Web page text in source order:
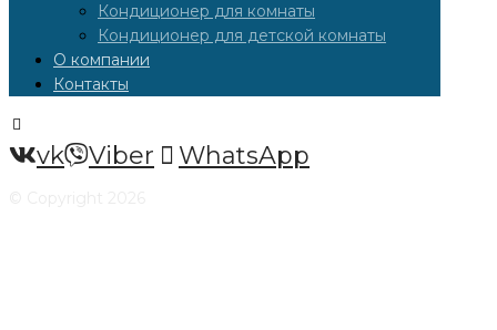
Кондиционер для комнаты
Кондиционер для детской комнаты
О компании
Контакты
vk Viber WhatsApp